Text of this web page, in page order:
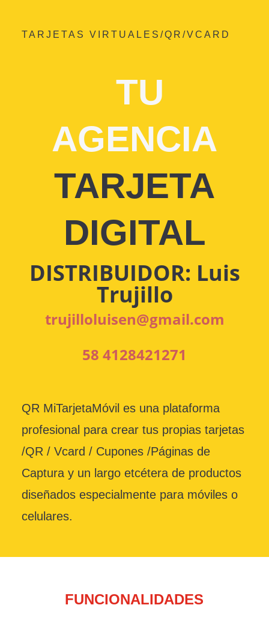
TARJETAS VIRTUALES/QR/VCARD
TU
AGENCIA
TARJETA
DIGITAL
DISTRIBUIDOR: Luis
Trujillo
trujilloluisen@gmail.com
58 4128421271
QR MiTarjetaMóvil es una plataforma
profesional para crear tus propias tarjetas
/QR / Vcard / Cupones /Páginas de
Captura y un largo etcétera de productos
diseñados especialmente para móviles o
celulares.
FUNCIONALIDADES